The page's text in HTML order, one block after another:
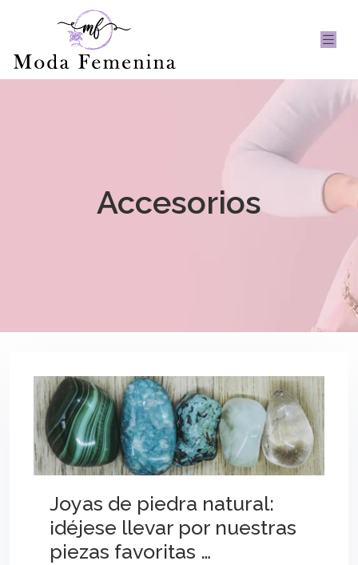
Accesorios
Joyas de piedra natural:
¡déjese llevar por nuestras
piezas favoritas …